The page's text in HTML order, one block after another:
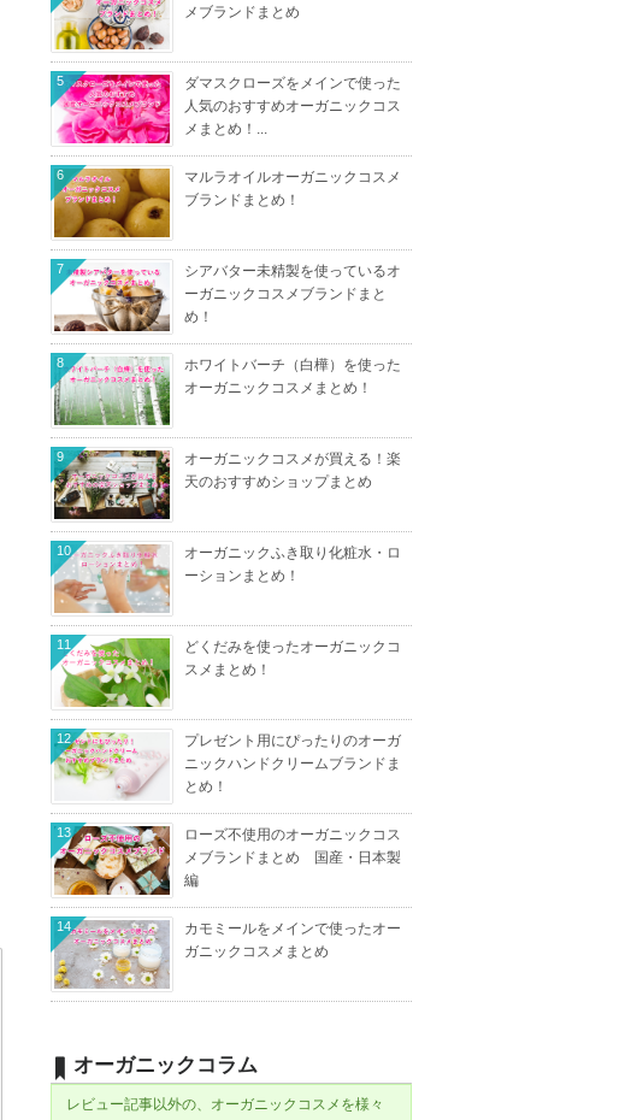
メブランドまとめ
ダマスクローズをメインで使った
人気のおすすめオーガニックコス
メまとめ！...
5
マルラオイルオーガニックコスメ
ブランドまとめ！
6
シアバター未精製を使っているオ
ーガニックコスメブランドまと
め！
7
ホワイトバーチ（白樺）を使った
オーガニックコスメまとめ！
8
オーガニックコスメが買える！楽
天のおすすめショップまとめ
9
オーガニックふき取り化粧水・ロ
ーションまとめ！
10
どくだみを使ったオーガニックコ
スメまとめ！
11
プレゼント用にぴったりのオーガ
ニックハンドクリームブランドま
とめ！
12
ローズ不使用のオーガニックコス
メブランドまとめ 国産・日本製
編
13
カモミールをメインで使ったオー
ガニックコスメまとめ
14
オーガニックコラム
レビュー記事以外の、オーガニックコスメを様々